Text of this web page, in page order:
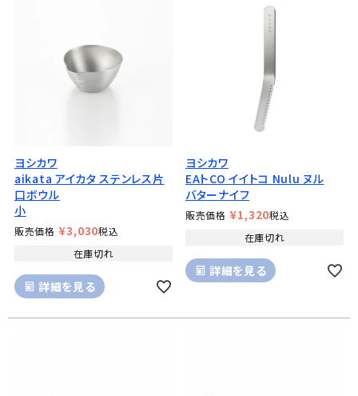
ヨシカワ
aikata アイカタ ステンレス片
口ボウル
小
販売価格 ¥3,030税込
在庫切れ
詳細を見る
ヨシカワ
EAトCO イイトコ Nulu ヌル
バターナイフ
販売価格 ¥1,320税込
在庫切れ
詳細を見る